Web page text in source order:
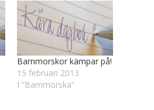
Barnmorskor kämpar på!
15 februari 2013
I ”Barnmorska”